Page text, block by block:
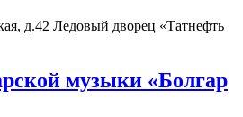
д.42 Ледовый дворец «Татнефть
музыки «Болгар